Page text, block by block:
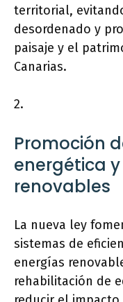
territorial,
desordenado y
paisaje y el
Canarias.
2.
Promoción
energética
renovables
La nueva ley
sistemas de
energías
rehabilitación de